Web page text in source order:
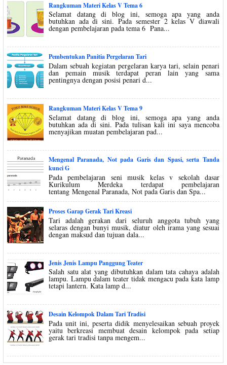
Rangkuman Materi Kelas V Tema 6
Selamat datang di blog ini, semoga apa yang anda
butuhkan ada di sini. Pada semester 2 kelas V diawali
dengan pembelajaran pada tema 6 Pana...
Pembentukan Panitia Pergelaran Tari
Dalam sebuah kegiatan pergelaran karya tari, selain penari
dan pemain musik terdapat peran lain yang sama
pentingnya dengan posisi penari d...
Rangkuman Materi Kelas V Tema 9
Selamat datang di blog ini, semoga apa yang anda
butuhkan ada di sini. Pada tulisan kali ini saya mencoba
menyajikan muatan pembelajaran pad...
Mengenal Paranada, Not pada Garis dan Spasi, serta Tanda
kunci G
Pada pembelajaran seni musik kelas v sekolah dasar
Kurikulum Merdeka terdapat pembelajaran
tentang Mengenal Paranada, Not pada Garis dan Spa...
Proses Garap Gerak Tari Kreasi
Tari adalah gerakan dari seluruh anggota tubuh yang
selaras dengan bunyi musik, diatur oleh irama yang sesuai
dengan maksud dan tujuan dala...
Jenis Jenis Lampu Panggung Teater
Salah satu alat yang dibutuhkan dalam tata cahaya adalah
lampu. Lampu dalam teater tidak mengacu pada kata lamp
tetapi lantern. Kata lamp d...
Desain Kelompok Dalam Tari Tradisi
Pada unit ini, peserta didik menyelesaikan sebuah proyek
yaitu berkreasi membuat desain kelompok pada setiap
gerak tari tradisi tanpa mengem...